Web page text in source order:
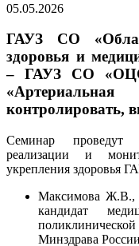
05.05.2026
ГАУЗ СО
здоровья и
– ГАУЗ СО
«Артериальная
контролировать,
Семинар проведут
реализации и
укрепления
Максимова Ж.В.,
кандидат
Минздрава